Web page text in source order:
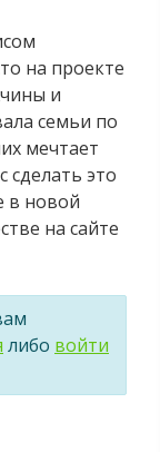
на проекте
и
семьи по
мечтает
сделать это
в новой
на сайте
либо войти